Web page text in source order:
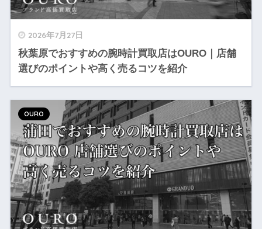
2026年7月27日
秋葉原でおすすめの腕時計買取店はOURO｜店舗
選びのポイントや高く売るコツを紹介
OURO